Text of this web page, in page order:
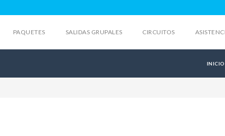
PAQUETES SALIDAS GRUPALES CIRCUITOS
INICIO